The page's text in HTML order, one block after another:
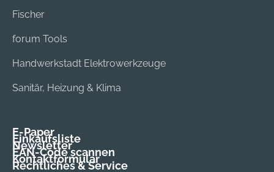
Fischer
forum Tools
Handwerkstadt Elektrowerkzeuge
Sanitär, Heizung & Klima
E-Paper
Einkaufsliste
Newsletter
EAN-Code scannen
Kontaktformular
Rechtliches & Service